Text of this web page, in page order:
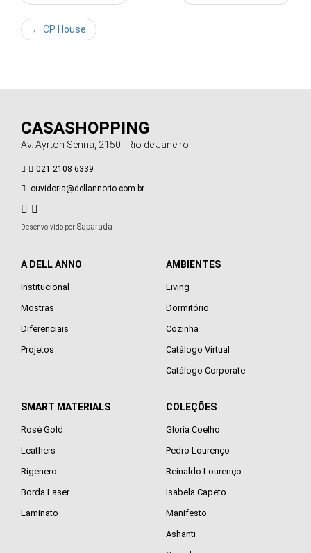
← CP House
CASASHOPPING
Av. Ayrton Senna, 2150 | Rio de Janeiro
021 2108 6339
ouvidoria@dellannorio.com.br
Desenvolvido por Saparada
A DELL ANNO
Institucional
Mostras
Diferenciais
Projetos
AMBIENTES
Living
Dormitório
Cozinha
Catálogo Virtual
Catálogo Corporate
SMART MATERIALS
Rosé Gold
Leathers
Rigenero
Borda Laser
Laminato
COLEÇÕES
Gloria Coelho
Pedro Lourenço
Reinaldo Lourenço
Isabela Capeto
Manifesto
Ashanti